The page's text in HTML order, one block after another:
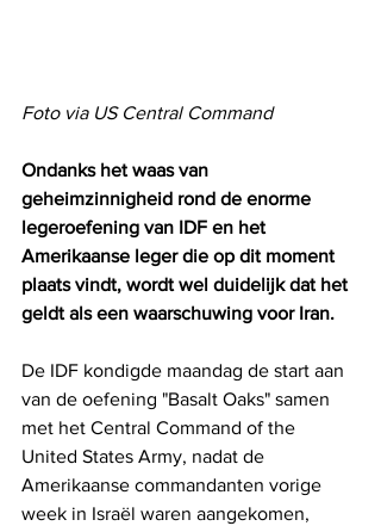
Foto via US Central Command
Ondanks het waas van
geheimzinnigheid rond de enorme
legeroefening van IDF en het
Amerikaanse leger die op dit moment
plaats vindt, wordt wel duidelijk dat het
geldt als een waarschuwing voor Iran.
De IDF kondigde maandag de start aan
van de oefening "Basalt Oaks" samen
met het Central Command of the
United States Army, nadat de
Amerikaanse commandanten vorige
week in Israël waren aangekomen,